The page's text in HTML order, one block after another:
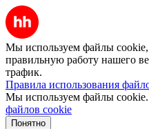
Мы используем файлы cookie,
правильную работу нашего
трафик.
Правила использования
Мы используем файлы cookie.
файлов cookie
Понятно